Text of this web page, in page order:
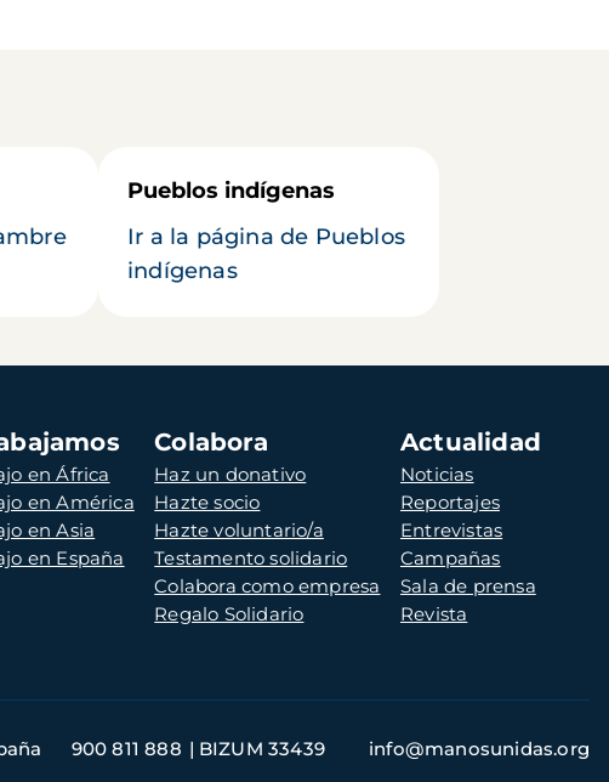
Pueblos indígenas
Ir a la página de Pueblos
indígenas
en África
en América
en Asia
en España
Colabora
Haz un donativo
Hazte socio
Hazte voluntario/a
Testamento solidario
Colabora como empresa
Regalo Solidario
Actualidad
Noticias
Reportajes
Entrevistas
Campañas
Sala de prensa
Revista
900 811 888 BIZUM 33439 info@manosunidas.org